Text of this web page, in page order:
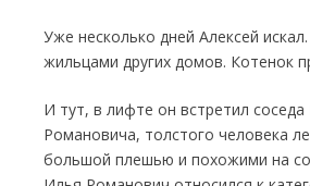
Уже несколько дней Алексей
жильцами других домов. Котенок
И тут, в лифте он встретил
Романовича, толстого человека
большой плешью и похожими на